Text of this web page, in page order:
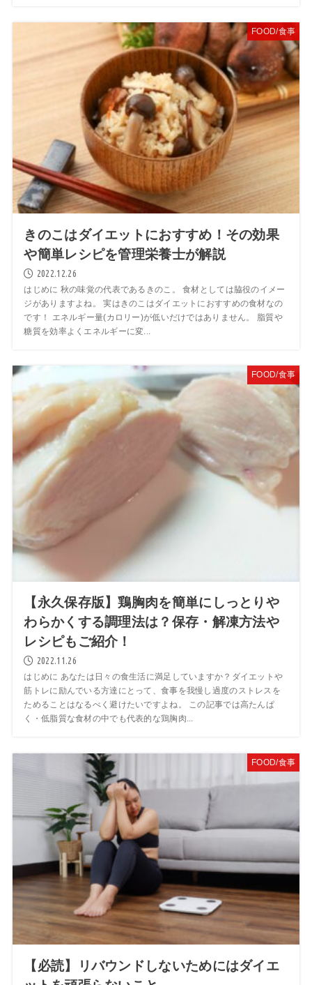
FOOD/食事
きのこはダイエットにおすすめ！その効果
や簡単レシピを管理栄養士が解説
2022.12.26
はじめに 秋の味覚の代表であるきのこ。 食材としては脇役のイメー
ジがありますよね。 実はきのこはダイエットにおすすめの食材なの
です！ エネルギー量(カロリー)が低いだけではありません。 脂質や
糖質を効率よくエネルギーに変...
FOOD/食事
【永久保存版】鶏胸肉を簡単にしっとりや
わらかくする調理法は？保存・解凍方法や
レシピもご紹介！
2022.11.26
はじめに あなたは日々の食生活に満足していますか？ダイエットや
筋トレに励んでいる方達にとって、食事を我慢し過度のストレスを
ためることはなるべく避けたいですよね。 この記事では高たんぱ
く・低脂質な食材の中でも代表的な鶏胸肉...
FOOD/食事
【必読】リバウンドしないためにはダイエ